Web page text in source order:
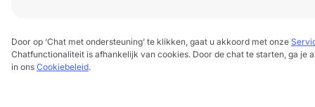
Door op ‘Chat met ondersteuning’ te klikken, gaat u akkoord met onze
Chatfunctionaliteit is afhankelijk van cookies. Door de chat te starten, ga
in ons Cookiebeleid.